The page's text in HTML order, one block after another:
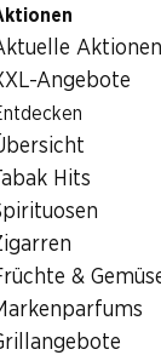
Aktionen
Angebote
Hits
&
Bier
Angebot ist